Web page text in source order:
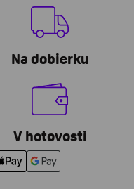
Na dobierku
V hotovosti